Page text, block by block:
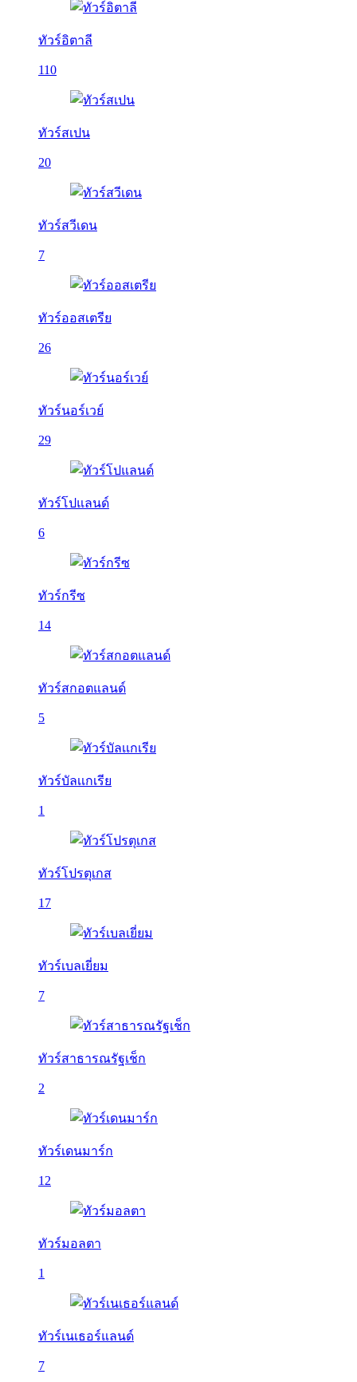
ทัวร์อิตาลี
110
ทัวร์สเปน
20
ทัวร์สวีเดน
7
ทัวร์ออสเตรีย
26
ทัวร์นอร์เวย์
29
ทัวร์โปแลนด์
6
ทัวร์กรีซ
14
ทัวร์สกอตแลนด์
5
ทัวร์บัลเเกเรีย
1
ทัวร์โปรตุเกส
17
ทัวร์เบลเยี่ยม
7
ทัวร์สาธารณรัฐเช็ก
2
ทัวร์เดนมาร์ก
12
ทัวร์มอลตา
1
ทัวร์เนเธอร์แลนด์
7